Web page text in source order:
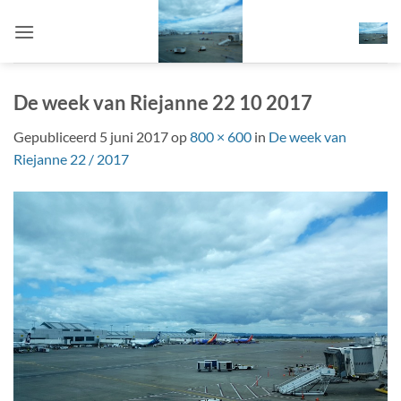
naar
De week van Riejanne 22 10 2017
Gepubliceerd 5 juni 2017op800 × 600 in De week van
Riejanne 22 / 2017